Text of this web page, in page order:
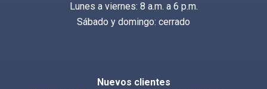
Lunes a viernes: 8 a.m. a 6 p.m.
Sábado y domingo: cerrado
Nuevos clientes